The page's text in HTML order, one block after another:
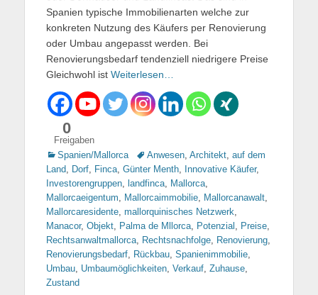
Spanien typische Immobilienarten welche zur
konkreten Nutzung des Käufers per Renovierung
oder Umbau angepasst werden. Bei
Renovierungsbedarf tendenziell niedrigere Preise
Gleichwohl ist Weiterlesen…
0
Freigaben
Kategorien
Spanien/Mallorca TagsAnwesen Architekt auf dem
Land
Dorf Finca Günter Menth Innovative Käufer,
Investorengruppen
landfinca Mallorca
Mallorcaeigentum
Mallorcaimmobilie Mallorcanawalt
Mallorcaresidente mallorquinisches Netzwerk
Manacor, Objekt Palma de Mllorca Potenzial Preise
Rechtsanwaltmallorca
Rechtsnachfolge Renovierung
Renovierungsbedarf
Rückbau Spanienimmobilie
Umbau Umbaumöglichkeiten Verkauf Zuhause
Zustand